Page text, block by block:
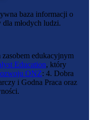
baza informacji o
młodych ludzi.
edukacyjnym
Education, który
ONZ: 4. Dobra
i Godna Praca oraz